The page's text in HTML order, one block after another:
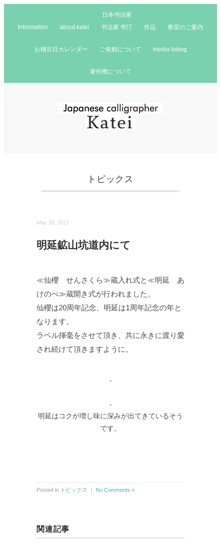
Information about katei
日本书法家
书法家 华汀
作品 教室のご案内
お稽古日カレンダー ご依頼について media listing
著作権について
トピックス
May 30, 2017
明延鉱山坑道内にて
≪仙櫻 せんさくら≫蔵入れ式と≪明延 あ
けのべ≫蔵開き式が行われました。
仙櫻は20周年記念、明延は1周年記念の年と
なります。
ラベル揮毫をさせて頂き、共に永きに渡り愛
され続けて頂きますように。
明延はコクが増し味に深みが出てきているそう
です。
Posted in トピックス ｜ No Comments »
関連記事